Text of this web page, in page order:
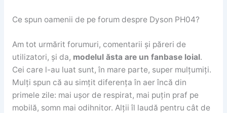
Ce spun oamenii de pe forum despre Dyson PH04?
Am tot urmărit forumuri, comentarii și păreri de
utilizatori, și da, modelul ăsta are un fanbase loial.
Cei care l-au luat sunt, în mare parte, super mulțumiți.
Mulți spun că au simțit diferența în aer încă din
primele zile: mai ușor de respirat, mai puțin praf pe
mobilă, somn mai odihnitor. Alții îl laudă pentru cât de